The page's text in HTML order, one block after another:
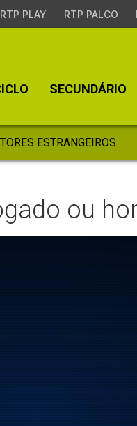
RTP PLAY RTP PALCO
SECUNDÁRIO
ESTRANGEIROS
ou